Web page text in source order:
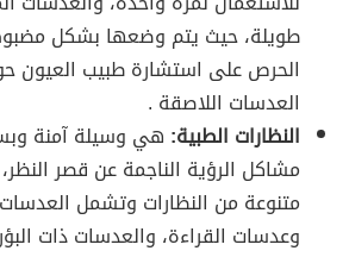
طويلة، حيث يتم وضعها بشكل
الحرص على استشارة طبيب العيون
العدسات اللاصقة .
النظارات الطبية: هي وسيلة آمنة
مشاكل الرؤية الناجمة عن قصر
متنوعة من النظارات وتشمل العدسات
وعدسات القراءة، والعدسات ذات